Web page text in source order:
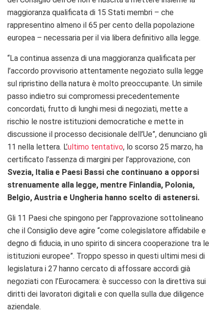
maggioranza qualificata di 15 Stati membri – che
rappresentino almeno il 65 per cento della popolazione
europea – necessaria per il via libera definitivo alla legge.
“La continua assenza di una maggioranza qualificata per
l’accordo provvisorio attentamente negoziato sulla legge
sul ripristino della natura è molto preoccupante. Un simile
passo indietro sui compromessi precedentemente
concordati, frutto di lunghi mesi di negoziati, mette a
rischio le nostre istituzioni democratiche e mette in
discussione il processo decisionale dell’Ue”, denunciano gli
11 nella lettera. L’ultimo tentativo, lo scorso 25 marzo, ha
certificato l’assenza di margini per l’approvazione, con
Svezia, Italia e Paesi Bassi che continuano a opporsi
strenuamente alla legge, mentre Finlandia, Polonia,
Belgio, Austria e Ungheria hanno scelto di astenersi.
Gli 11 Paesi che spingono per l’approvazione sottolineano
che il Consiglio deve agire “come colegislatore affidabile e
degno di fiducia, in uno spirito di sincera cooperazione tra le
istituzioni europee”. Troppo spesso in questi ultimi mesi di
legislatura i 27 hanno cercato di affossare accordi già
negoziati con l’Eurocamera: è successo con la direttiva sui
diritti dei lavoratori digitali e con quella sulla due diligence
aziendale.